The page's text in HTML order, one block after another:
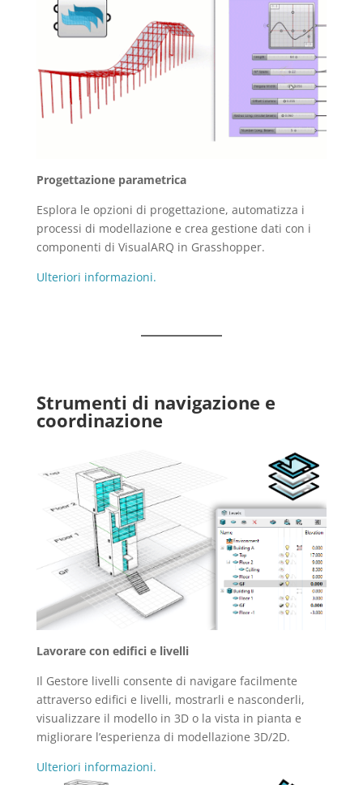
Progettazione parametrica
Esplora le opzioni di progettazione, automatizza i
processi di modellazione e crea gestione dati con i
componenti di VisualARQ in Grasshopper.
Ulteriori informazioni.
Strumenti di navigazione e
coordinazione
Lavorare con edifici e livelli
Il Gestore livelli consente di navigare facilmente
attraverso edifici e livelli, mostrarli e nasconderli,
visualizzare il modello in 3D o la vista in pianta e
migliorare l’esperienza di modellazione 3D/2D.
Ulteriori informazioni.